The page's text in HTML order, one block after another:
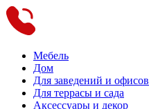
Мебель
Дом
Для заведений и офисов
Для террасы и сада
Аксессуары и декор